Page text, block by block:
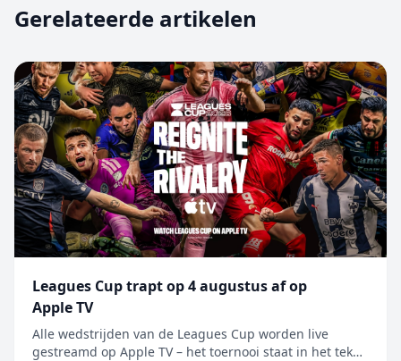
Gerelateerde artikelen
Leagues Cup trapt op 4 augustus af op
Apple TV
Alle wedstrijden van de Leagues Cup worden live
gestreamd op Apple TV – het toernooi staat in het teken